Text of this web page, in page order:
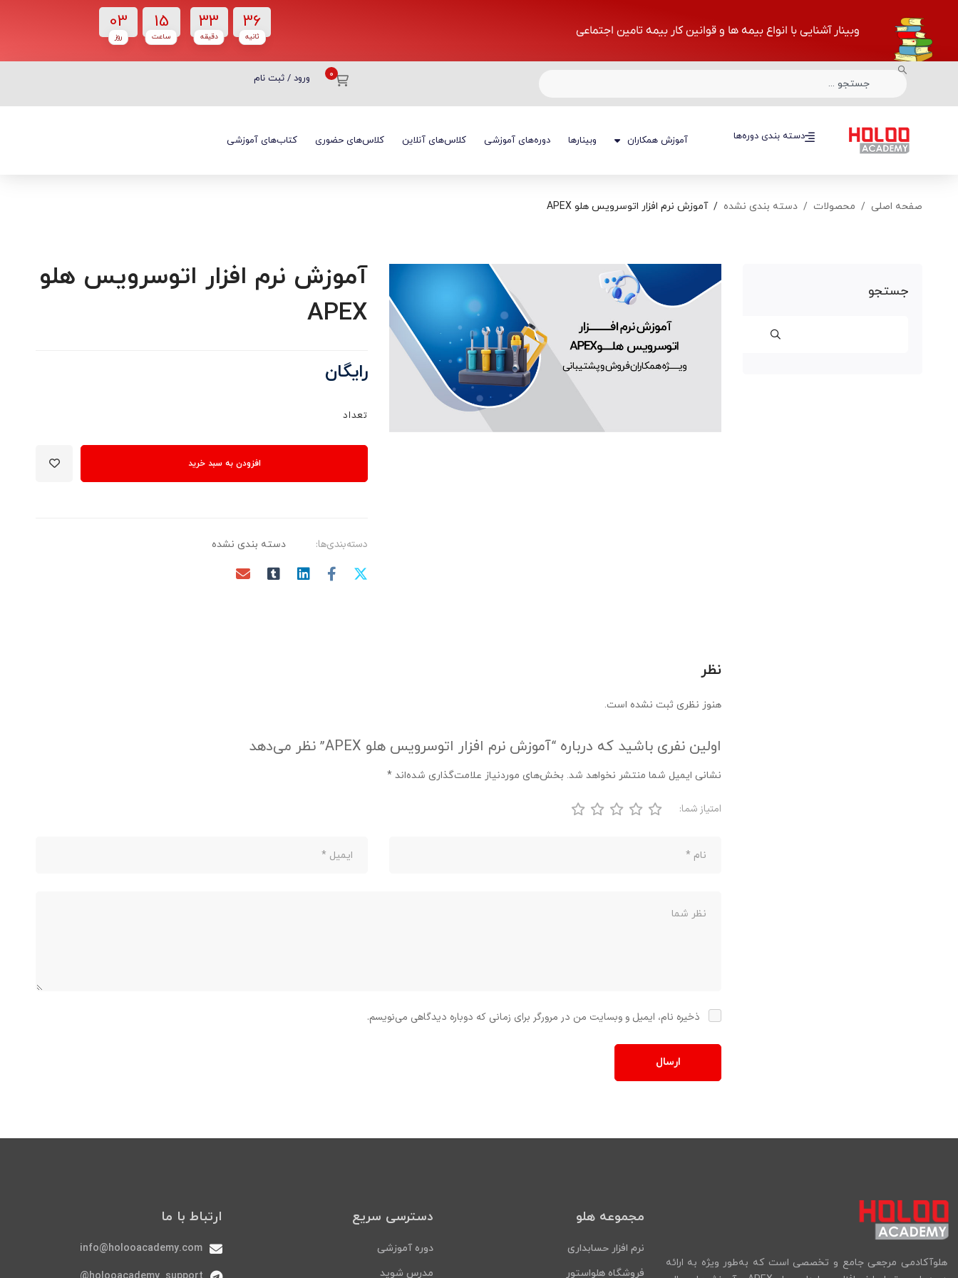
وبینار آشنایی با انواع بیمه ها و قوانین کار بیمه تامین اجتماعی 03
روز
15
ساعت‌
33
دقیقه
35
ثانیه
ورود / ثبت نام
دسته بندی دوره‌ها آموزش همکاران وبینارها دوره‌های آموزشی کلاس‌های آنلاین کلاس‌های حضوری کتاب‌های آموزشی دسته بندی دوره‌ها
صفحه اصلی محصولات دسته بندی نشده آموزش نرم افزار اتوسرویس هلو APEX
جستجو
آموزش نرم افزار اتوسرویس هلو
APEX
رایگان
تعداد
افزودن به سبد خرید
دسته‌بندی‌ها: دسته بندی نشده
نظر
هنوز نظری ثبت نشده است.
اولین نفری باشید که درباره “آموزش نرم افزار اتوسرویس هلو APEX” نظر می‌دهد
نشانی ایمیل شما منتشر نخواهد شد. بخش‌های موردنیاز علامت‌گذاری شده‌اند *
امتیاز شما:
ذخیره نام، ایمیل و وبسایت من در مرورگر برای زمانی که دوباره دیدگاهی می‌نویسم.
هلوآکادمی مرجعی جامع و تخصصی است که به‌طور ویژه به ارائه
مجموعه هلو
نرم افزار حسابداری
فروشگاه هلواستور
دسترسی سریع
دوره آموزشی
مدرس شوید
ارتباط با ما
info@holooacademy.com